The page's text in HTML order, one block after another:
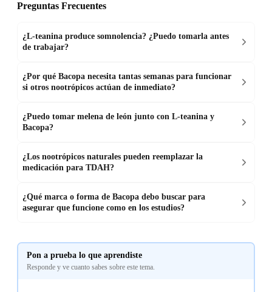
Preguntas Frecuentes
¿L-teanina produce somnolencia? ¿Puedo tomarla antes
de trabajar?
¿Por qué Bacopa necesita tantas semanas para funcionar
si otros nootrópicos actúan de inmediato?
¿Puedo tomar melena de león junto con L-teanina y
Bacopa?
¿Los nootrópicos naturales pueden reemplazar la
medicación para TDAH?
¿Qué marca o forma de Bacopa debo buscar para
asegurar que funcione como en los estudios?
Pon a prueba lo que aprendiste
Responde y ve cuanto sabes sobre este tema.